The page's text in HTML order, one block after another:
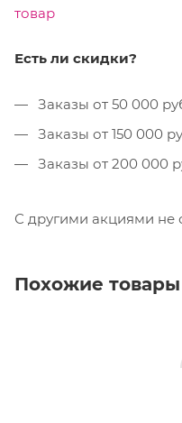
товар
Есть ли скидки?
Заказы от 50 000
Заказы от 150 000
Заказы от 200 000
С другими акциями не
Похожие товары